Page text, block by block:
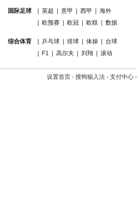
国际足球 英超 意甲 西甲
海外
欧预赛 欧冠 欧联 数据
综合体育 乒乓球 排球 体操
台球
F1 高尔夫 刘翔 滚动
设置首页 - 搜狗输入法 - 支付中心 -